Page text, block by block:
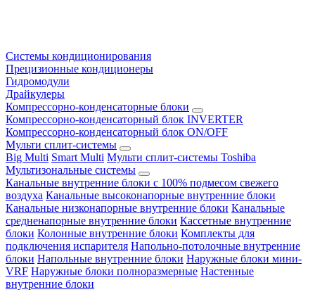
Системы кондиционирования
Прецизионные кондиционеры
Гидромодули
Драйкулеры
Компрессорно-конденсаторные блоки
Компрессорно-конденсаторный блок INVERTER
Компрессорно-конденсаторный блок ON/OFF
Мульти сплит-системы
Big Multi Smart Multi Мульти сплит-системы Toshiba
Мультизональные системы
Канальные внутренние блоки с 100% подмесом свежего
воздуха Канальные высоконапорные внутренние блоки
Канальные низконапорные внутренние блоки Канальные
средненапорные внутренние блоки Кассетные внутренние
блоки Колонные внутренние блоки Комплекты для
подключения испарителя Напольно-потолочные внутренние
блоки Напольные внутренние блоки Наружные блоки мини-
VRF Наружные блоки полноразмерные Настенные
внутренние блоки